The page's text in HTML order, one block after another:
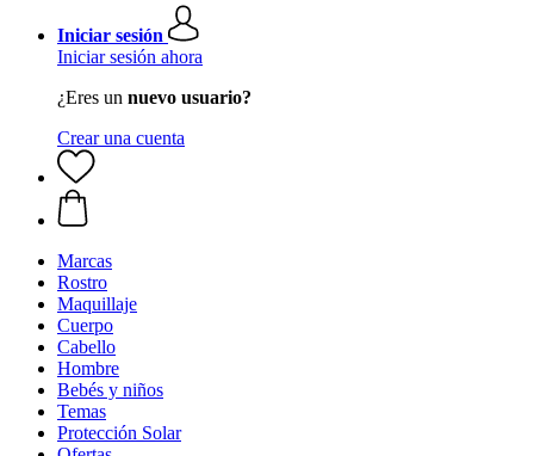
Iniciar sesión
Iniciar sesión ahora
¿Eres un nuevo usuario?
Crear una cuenta
Marcas
Rostro
Maquillaje
Cuerpo
Cabello
Hombre
Bebés y niños
Temas
Protección Solar